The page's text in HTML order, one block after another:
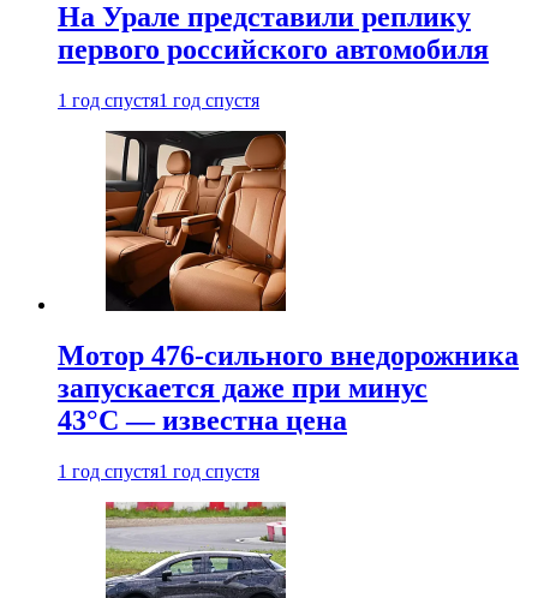
На Урале представили реплику
первого российского автомобиля
1 год спустя1 год спустя
Мотор 476-сильного внедорожника
запускается даже при минус
43°С — известна цена
1 год спустя1 год спустя